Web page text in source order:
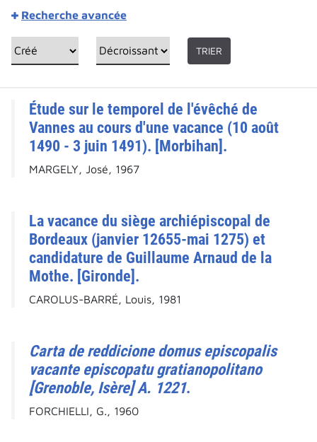
Recherche avancée
TRIER
Étude sur le temporel de l'évêché de
Vannes au cours d'une vacance (10 août
1490 - 3 juin 1491). [Morbihan].
MARGELY, José, 1967
La vacance du siège archiépiscopal de
Bordeaux (janvier 12655-mai 1275) et
candidature de Guillaume Arnaud de la
Mothe. [Gironde].
CAROLUS-BARRÉ, Louis, 1981
Carta de reddicione domus episcopalis
vacante episcopatu gratianopolitano
[Grenoble, Isère] A. 1221.
FORCHIELLI, G., 1960